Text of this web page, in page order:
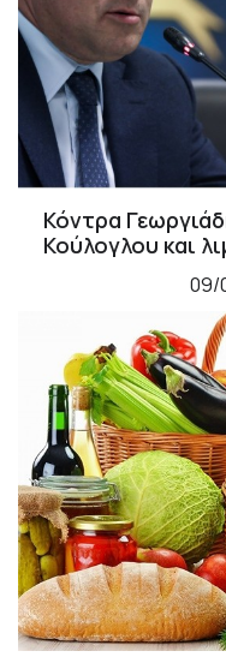
Κόντρα
Κούλογλου και
09/